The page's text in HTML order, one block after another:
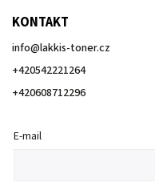
KONTAKT
info@lakkis-toner.cz
+420542221264
+420608712296
E-mail